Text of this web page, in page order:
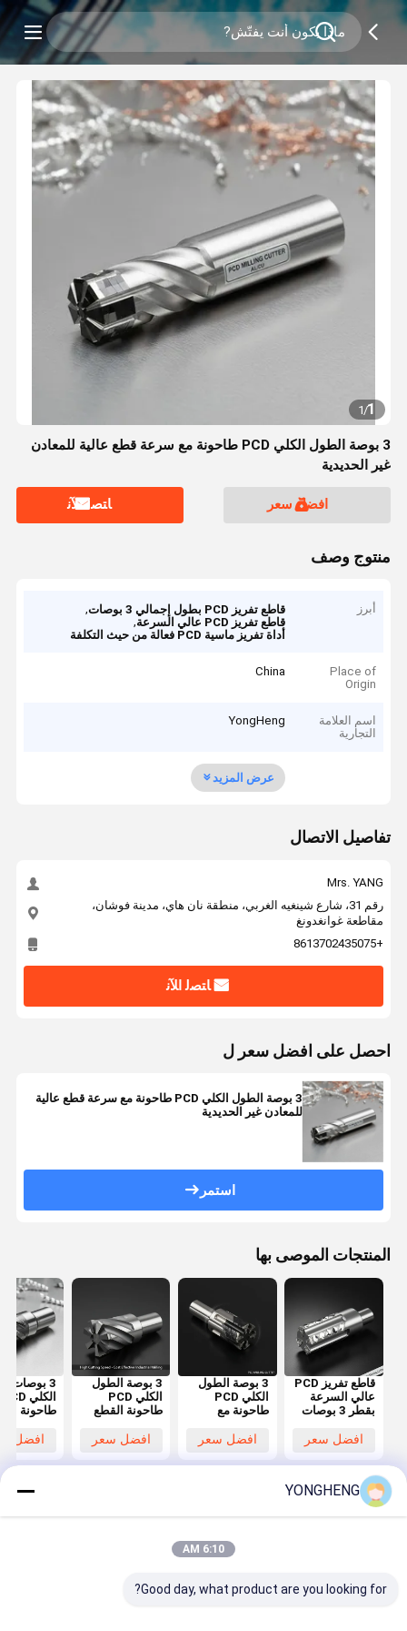
1
/
1
3 بوصة الطول الكلي PCD طاحونة مع سرعة قطع عالية للمعادن
غير الحديدية
افضل سعر ﺎﺘﺼﻟ ﺍﻶﻧ
منتوج وصف
أبرز قاطع تفريز PCD بطول إجمالي 3 بوصات
,
قاطع تفريز PCD عالي السرعة
,
أداة تفريز ماسية PCD فعالة من حيث التكلفة
Place of
Origin
China
اسم العلامة
التجارية
YongHeng
عرض المزيد
تفاصيل الاتصال
Mrs. YANG
رقم 31، شارع شينغيه الغربي، منطقة نان هاي، مدينة فوشان،
مقاطعة غوانغدونغ
+8613702435075
ﺎﺘﺼﻟ ﺍﻶﻧ
احصل على افضل سعر ل
3 بوصة الطول الكلي PCD طاحونة مع سرعة قطع عالية
للمعادن غير الحديدية
استمر
المنتجات الموصى بها
قاطع تفريز PCD
عالي السرعة
بقطر 3 بوصات
للمعادن غير
الحديدية
افضل سعر
3 بوصة الطول
الكلي PCD
طاحونة مع
وأداء فعال من
حيث التكلفة
للمعادن غير
افضل سعر
3 بوصة الطول
الكلي PCD
طاحونة القطع
عالية وتصميم
فعال من حيث
التكلفة للطاحونة
افضل سعر
3 بوصات
الكلي PCD
طاحونة
عالية
فعال من
التكلفة
والمعادن
افضل
حول نا
اتصل بنا
خريطة الموقع
سياسة الخصوصية
جودةشفرة منشار دائري TCT
مصنع الصين.Copyright © 2026 FOSHAN
YONGHENG
6:10 AM
Good day, what product are you looking for?